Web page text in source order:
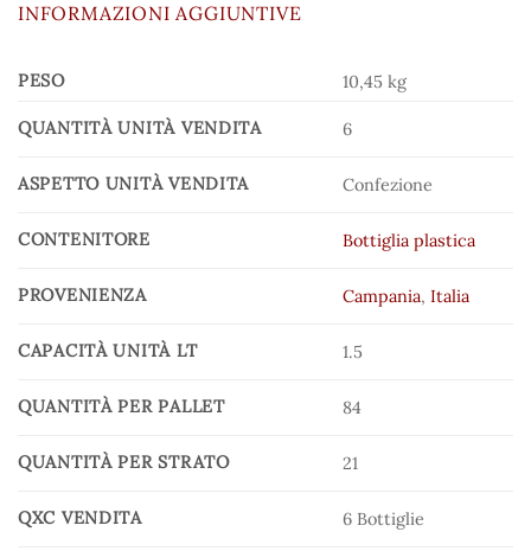
INFORMAZIONI AGGIUNTIVE
PESO 10,45 kg
QUANTITÀ UNITÀ VENDITA 6
ASPETTO UNITÀ VENDITA Confezione
CONTENITORE Bottiglia plastica
PROVENIENZA Campania,Italia
CAPACITÀ UNITÀ LT 1.5
QUANTITÀ PER PALLET 84
QUANTITÀ PER STRATO 21
QXC VENDITA 6 Bottiglie